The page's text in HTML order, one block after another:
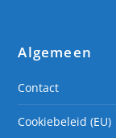
Algemeen
Contact
Cookiebeleid (EU)